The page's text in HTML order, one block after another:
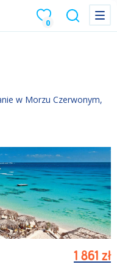
0
Menu Menu
w Morzu Czerwonym,
1 861 zł